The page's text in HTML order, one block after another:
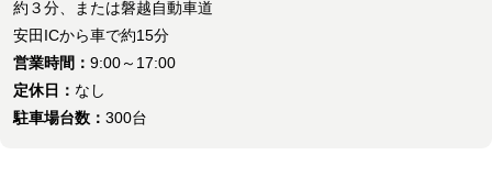
約３分、または磐越自動車道
安田ICから車で約15分
営業時間： 9:00～17:00
定休日： なし
駐車場台数： 300台